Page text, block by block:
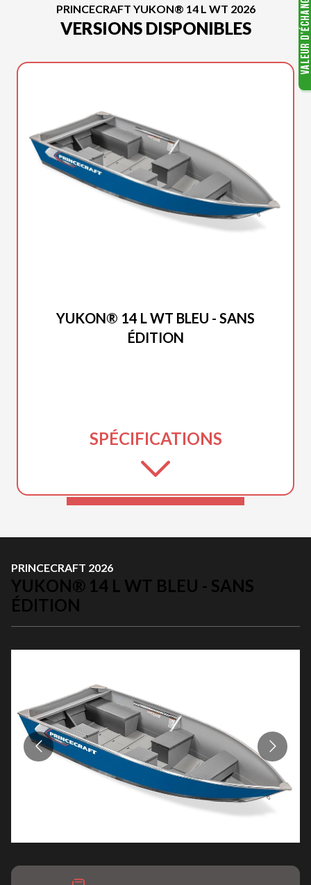
PRINCECRAFT YUKON® 14 L WT 2026
VERSIONS DISPONIBLES
YUKON® 14 L WT BLEU - SANS
ÉDITION
SPÉCIFICATIONS
PRINCECRAFT 2026
YUKON® 14 L WT BLEU - SANS
ÉDITION